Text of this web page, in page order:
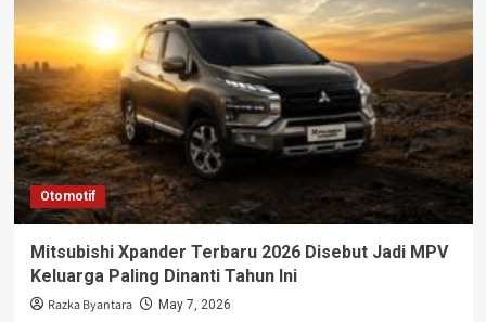
Otomotif
Mitsubishi Xpander Terbaru 2026 Disebut Jadi MPV
Keluarga Paling Dinanti Tahun Ini
Razka Byantara May 7, 2026